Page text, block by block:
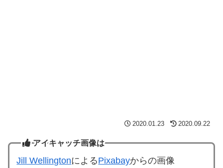
2020.01.23 2020.09.22
アイキャッチ画像は
Jill WellingtonによるPixabayからの画像